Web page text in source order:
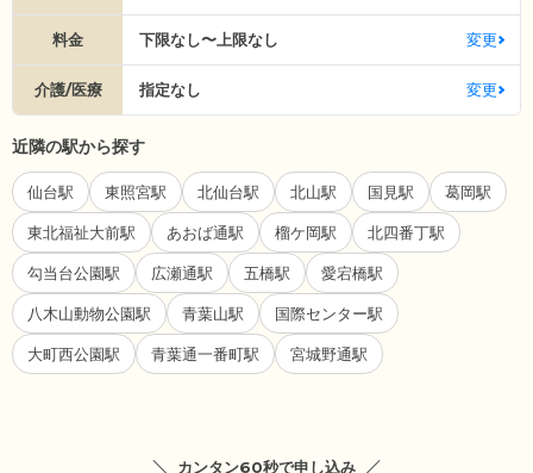
料金 下限なし〜上限なし 変更
介護/医療 指定なし 変更
近隣の駅から探す
仙台駅 東照宮駅 北仙台駅 北山駅 国見駅 葛岡駅
東北福祉大前駅 あおば通駅 榴ケ岡駅 北四番丁駅
勾当台公園駅 広瀬通駅 五橋駅 愛宕橋駅
八木山動物公園駅 青葉山駅 国際センター駅
大町西公園駅 青葉通一番町駅 宮城野通駅
カンタン60秒で申し込み